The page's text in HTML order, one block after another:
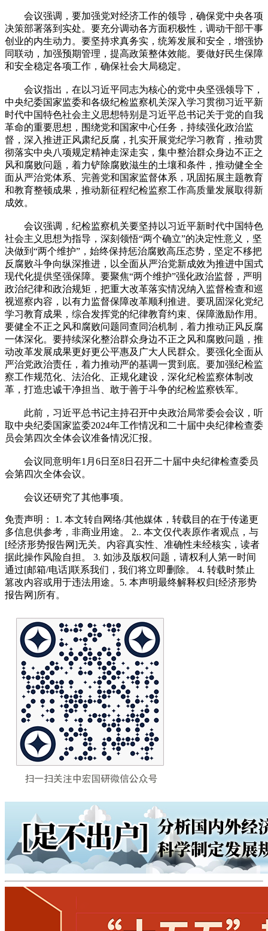
会议强调，要加强党对经济工作的领导，确保党中央各项
决策部署落到实处。要充分调动各方面积极性，调动干部干事
创业的内生动力。要坚持求真务实，统筹发展和安全，增强协
同联动，加强预期管理，提高政策整体效能。要做好民生保障
和安全稳定各项工作，确保社会大局稳定。
会议指出，在以习近平同志为核心的党中央坚强领导下，
中央纪委国家监委和各级纪检监察机关深入学习贯彻习近平新
时代中国特色社会主义思想特别是习近平总书记关于党的自我
革命的重要思想，围绕党和国家中心任务，持续强化政治监
督，深入推进正风肃纪反腐，扎实开展党纪学习教育，推动贯
彻落实中央八项规定精神走深走实，集中整治群众身边不正之
风和腐败问题，着力铲除腐败滋生的土壤和条件，推动健全全
面从严治党体系、完善党和国家监督体系，巩固拓展主题教育
和教育整顿成果，推动新征程纪检监察工作高质量发展取得新
成效。
会议强调，纪检监察机关要坚持以习近平新时代中国特色
社会主义思想为指导，深刻领悟“两个确立”的决定性意义，坚
决做到“两个维护”，始终保持惩治腐败高压态势，坚定不移把
反腐败斗争向纵深推进，以全面从严治党新成效为推进中国式
现代化提供坚强保障。要聚焦“两个维护”强化政治监督，严明
政治纪律和政治规矩，把重大改革落实情况纳入监督检查和巡
视巡察内容，以有力监督保障改革顺利推进。要巩固深化党纪
学习教育成果，综合发挥党的纪律教育约束、保障激励作用。
要健全不正之风和腐败问题同查同治机制，着力推动正风反腐
一体深化。要持续深化整治群众身边不正之风和腐败问题，推
动改革发展成果更好更公平惠及广大人民群众。要强化全面从
严治党政治责任，着力推动严的基调一贯到底。要加强纪检监
察工作规范化、法治化、正规化建设，深化纪检监察体制改
革，打造忠诚干净担当、敢于善于斗争的纪检监察铁军。
此前，习近平总书记主持召开中央政治局常委会会议，听
取中央纪委国家监委2024年工作情况和二十届中央纪律检查委
员会第四次全体会议准备情况汇报。
会议同意明年1月6日至8日召开二十届中央纪律检查委员
会第四次全体会议。
会议还研究了其他事项。
免责声明： 1. 本文转自网络/其他媒体，转载目的在于传递更
多信息供参考，非商业用途。 2.. 本文仅代表原作者观点，与
[经济形势报告网]无关。内容真实性、准确性未经核实，读者
据此操作风险自担。 3. 如涉及版权问题，请权利人第一时间
通过[邮箱/电话]联系我们，我们将立即删除。 4. 转载时禁止
篡改内容或用于违法用途。5. 本声明最终解释权归[经济形势
报告网]所有。